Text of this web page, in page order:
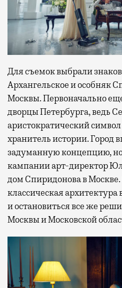
Для съемок выбрали
Архангельское и особняк
Москвы. Первоначально
дворцы Петербурга, ведь
аристократический
хранитель истории. Город
задуманную концепцию,
кампании арт-директор
дом Спиридонова в
классическая
и остановиться все же
Москвы и Московской